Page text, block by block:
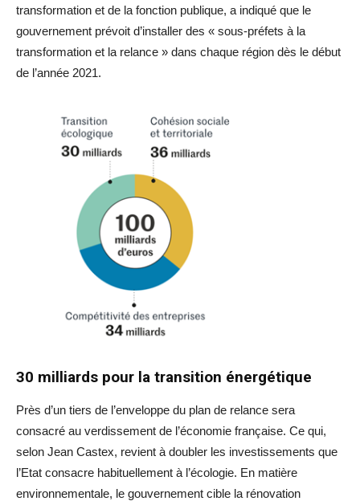
transformation et de la fonction publique, a indiqué que le
gouvernement prévoit d’installer des « sous-préfets à la
transformation et la relance » dans chaque région dès le début
de l’année 2021.
30 milliards pour la transition énergétique
Près d’un tiers de l’enveloppe du plan de relance sera
consacré au verdissement de l’économie française. Ce qui,
selon Jean Castex, revient à doubler les investissements que
l’Etat consacre habituellement à l’écologie. En matière
environnementale, le gouvernement cible la rénovation